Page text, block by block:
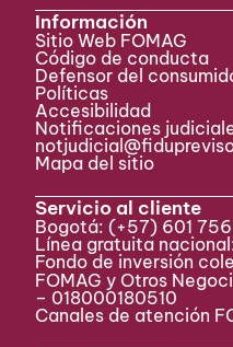
Información
Sitio Web FOMAG
Código de conducta
Defensor del
Políticas
Accesibilidad
Notificaciones
Mapa del sitio
Servicio al cliente
Bogotá: (+57) 601
Línea gratuita
Fondo de inversión
FOMAG y Otros
– 018000180510
Canales de atención